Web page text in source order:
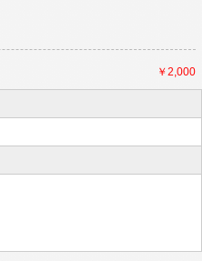
￥2,000